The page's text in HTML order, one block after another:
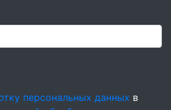
персональных данных в